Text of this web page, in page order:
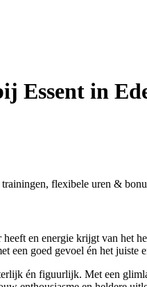
Essent in
flexibele uren &
en energie krijgt van het
een goed gevoel én het juiste
én figuurlijk. Met een